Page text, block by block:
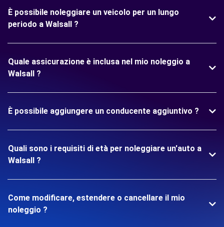
È possibile noleggiare un veicolo per un lungo
periodo a Walsall ?
Quale assicurazione è inclusa nel mio noleggio a
Walsall ?
È possibile aggiungere un conducente aggiuntivo ?
Quali sono i requisiti di età per noleggiare un'auto a
Walsall ?
Come modificare, estendere o cancellare il mio
noleggio ?